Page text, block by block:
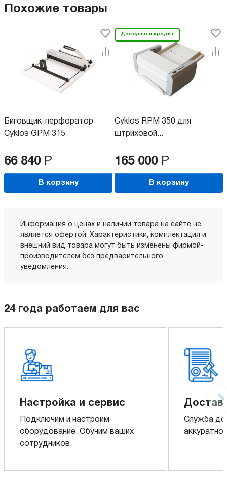
Похожие товары
Биговщик-перфоратор
Cyklos GPM 315
66 840 Р
В корзину
Доступно в кредит
Cyklos RPM 350 для
штриховой...
165 000 Р
В корзину
Информация о ценах и наличии товара на сайте не
является офертой. Характеристики, комплектация и
внешний вид товара могут быть изменены фирмой-
производителем без предварительного
уведомления.
24 года работаем для вас
Настройка и сервис
Подключим и настроим
оборудование. Обучим ваших
сотрудников.
Служба
аккуратно